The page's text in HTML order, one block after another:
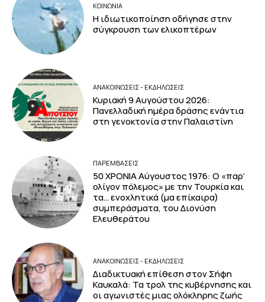
ΚΟΙΝΩΝΙΑ
Η ιδιωτικοποίηση οδήγησε στην
σύγκρουση των ελικοπτέρων
ΑΝΑΚΟΙΝΩΣΕΙΣ - ΕΚΔΗΛΩΣΕΙΣ
Κυριακή 9 Αυγούστου 2026:
Πανελλαδική ημέρα δράσης ενάντια
στη γενοκτονία στην Παλαιστίνη
ΠΑΡΕΜΒΑΣΕΙΣ
50 ΧΡΟΝΙΑ Αύγουστος 1976: Ο «παρ’
ολίγον πόλεμος» με την Τουρκία και
τα… ενοχλητικά (μα επίκαιρα)
συμπεράσματα, του Διονύση
Ελευθεράτου
ΑΝΑΚΟΙΝΩΣΕΙΣ - ΕΚΔΗΛΩΣΕΙΣ
Διαδικτυακή επίθεση στον Σήφη
Καυκαλά: Τα τρολ της κυβέρνησης και
οι αγωνιστές μιας ολόκληρης ζωής